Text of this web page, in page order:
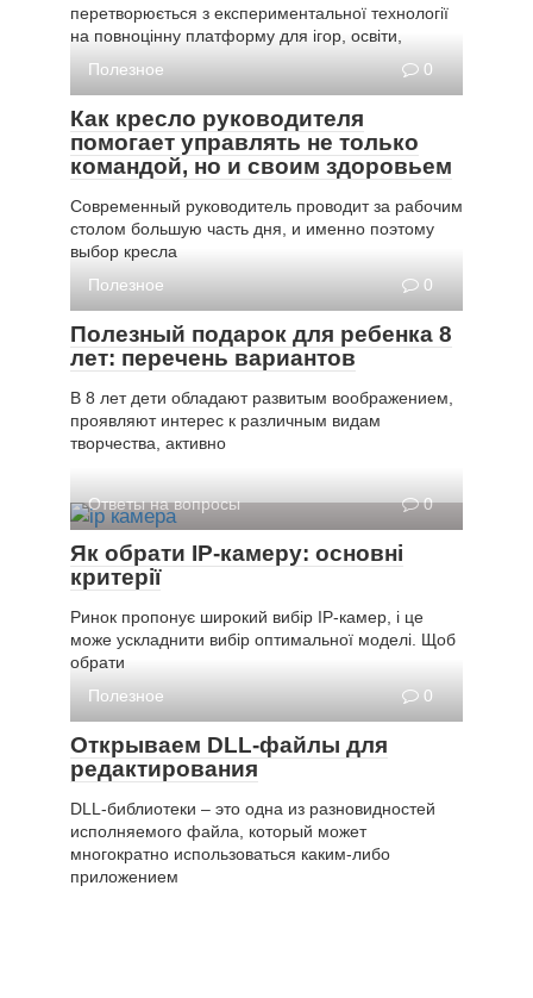
перетворюється з експериментальної технології
на повноцінну платформу для ігор, освіти,
Полезное
0
Как кресло руководителя
помогает управлять не только
командой, но и своим здоровьем
Современный руководитель проводит за рабочим
столом большую часть дня, и именно поэтому
выбор кресла
Полезное
0
Полезный подарок для ребенка 8
лет: перечень вариантов
В 8 лет дети обладают развитым воображением,
проявляют интерес к различным видам
творчества, активно
Ответы на вопросы 0
Як обрати IP-камеру: основні
критерії
Ринок пропонує широкий вибір IP-камер, і це
може ускладнити вибір оптимальної моделі. Щоб
обрати
Полезное
0
Открываем DLL-файлы для
редактирования
DLL-библиотеки – это одна из разновидностей
исполняемого файла, который может
многократно использоваться каким-либо
приложением